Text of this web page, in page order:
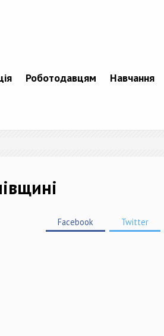
Роботодавцям Навчання
Facebook Twitter